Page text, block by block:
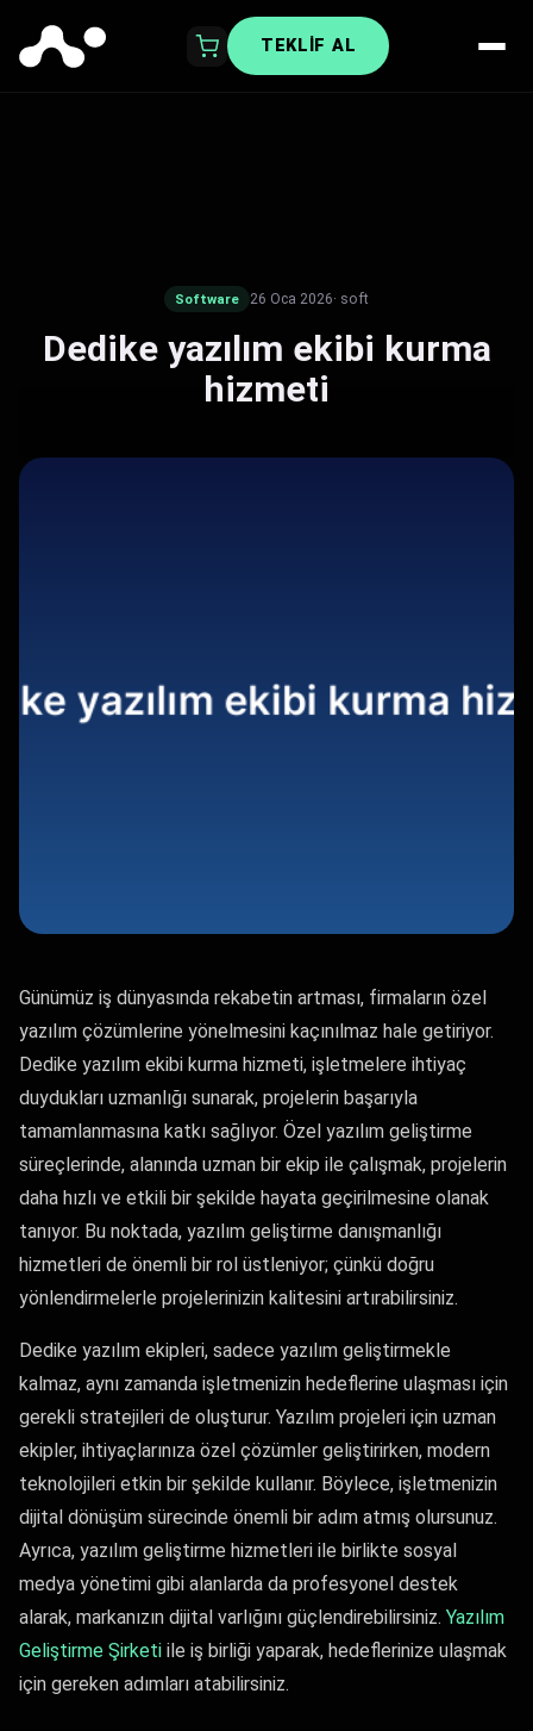
TEKLIF AL
Software 26 Oca 2026· soft
Dedike yazılım ekibi kurma
hizmeti
Günümüz iş dünyasında rekabetin artması, firmaların özel
yazılım çözümlerine yönelmesini kaçınılmaz hale getiriyor.
Dedike yazılım ekibi kurma hizmeti, işletmelere ihtiyaç
duydukları uzmanlığı sunarak, projelerin başarıyla
tamamlanmasına katkı sağlıyor. Özel yazılım geliştirme
süreçlerinde, alanında uzman bir ekip ile çalışmak, projelerin
daha hızlı ve etkili bir şekilde hayata geçirilmesine olanak
tanıyor. Bu noktada, yazılım geliştirme danışmanlığı
hizmetleri de önemli bir rol üstleniyor; çünkü doğru
yönlendirmelerle projelerinizin kalitesini artırabilirsiniz.
Dedike yazılım ekipleri, sadece yazılım geliştirmekle
kalmaz, aynı zamanda işletmenizin hedeflerine ulaşması için
gerekli stratejileri de oluşturur. Yazılım projeleri için uzman
ekipler, ihtiyaçlarınıza özel çözümler geliştirirken, modern
teknolojileri etkin bir şekilde kullanır. Böylece, işletmenizin
dijital dönüşüm sürecinde önemli bir adım atmış olursunuz.
Ayrıca, yazılım geliştirme hizmetleri ile birlikte sosyal
medya yönetimi gibi alanlarda da profesyonel destek
alarak, markanızın dijital varlığını güçlendirebilirsiniz. Yazılım
Geliştirme Şirketi​ ile iş birliği yaparak, hedeflerinize ulaşmak
için gereken adımları atabilirsiniz.